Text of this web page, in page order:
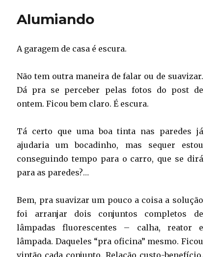
Alumiando
A garagem de casa é escura.
Não tem outra maneira de falar ou de suavizar.
Dá pra se perceber pelas fotos do post de
ontem. Ficou bem claro. É escura.
Tá certo que uma boa tinta nas paredes já
ajudaria um bocadinho, mas sequer estou
conseguindo tempo para o carro, que se dirá
para as paredes?…
Bem, pra suavizar um pouco a coisa a solução
foi arranjar dois conjuntos completos de
lâmpadas fluorescentes – calha, reator e
lâmpada. Daqueles “pra oficina” mesmo. Ficou
vintão cada conjunto. Relação custo-benefício.